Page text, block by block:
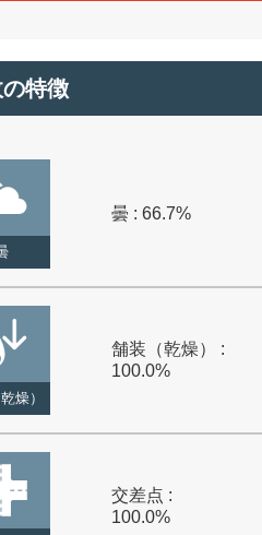
特徴
曇 : 66.7%
燥）
舗装（乾燥） :
100.0%
交差点 :
100.0%